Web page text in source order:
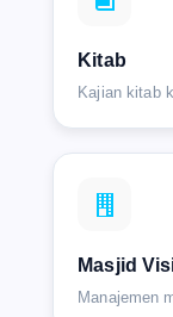
Kitab
Kajian kitab
Masjid
Manajemen